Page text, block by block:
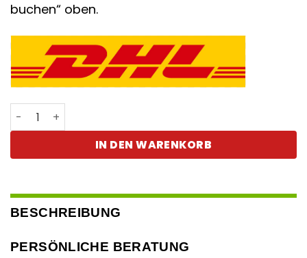
buchen“ oben.
iPhone 13 Pro Max Kameraglas Menge
IN DEN WARENKORB
BESCHREIBUNG
PERSÖNLICHE BERATUNG